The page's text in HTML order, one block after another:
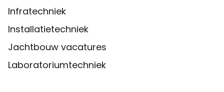
Infratechniek
Installatietechniek
Jachtbouw vacatures
Laboratoriumtechniek